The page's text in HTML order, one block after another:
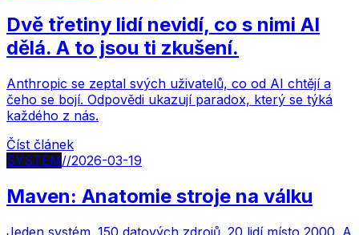
Dvě třetiny lidí nevidí, co s nimi AI
dělá. A to jsou ti zkušení.
Anthropic se zeptal svých uživatelů, co od AI chtějí a
čeho se bojí. Odpovědi ukazují paradox, který se týká
každého z nás.
Číst článek
SYSTÉM//2026-03-19
Maven: Anatomie stroje na válku